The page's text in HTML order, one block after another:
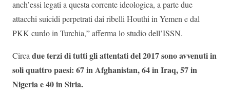
anch’essi legati a questa corrente ideologica, a parte due
attacchi suicidi perpetrati dai ribelli Houthi in Yemen e dal
PKK curdo in Turchia,” afferma lo studio dell’ISSN.
Circadue terzi di tutti gli attentati del 2017 sono avvenuti in
soli quattro paesi: 67 in Afghanistan, 64 in Iraq, 57 in
Nigeria e 40 in Siria.